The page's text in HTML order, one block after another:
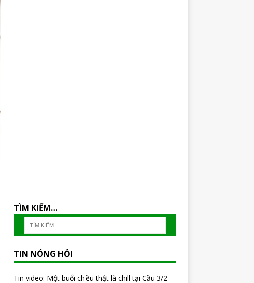
TÌM KIẾM…
TIN NÓNG HỎI
Tin video: Một buổi chiều thật là chill tại Cầu 3/2 –